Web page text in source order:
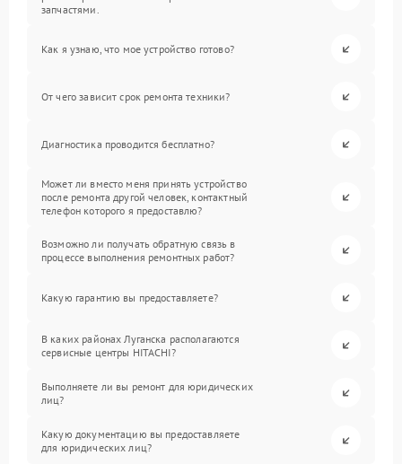
запчастями.
Как я узнаю, что мое устройство готово?
От чего зависит срок ремонта техники?
Диагностика проводится бесплатно?
Может ли вместо меня принять устройство
после ремонта другой человек, контактный
телефон которого я предоставлю?
Возможно ли получать обратную связь в
процессе выполнения ремонтных работ?
Какую гарантию вы предоставляете?
В каких районах Луганска располагаются
сервисные центры HITACHI?
Выполняете ли вы ремонт для юридических
лиц?
Какую документацию вы предоставляете
для юридических лиц?